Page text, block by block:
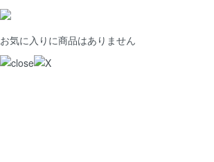
お気に入りに商品はありません